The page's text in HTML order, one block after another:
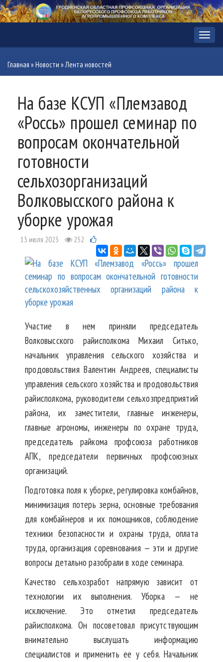
Меню
Главная »Новости »Лента новостей
На базе КСУП «Племзавод
«Россь» прошел семинар по
вопросам окончательной
готовности
сельхозорганизаций
Волковысского района к
уборке урожая
13 июля 2023 252
Участие в нем приняли председатель
Волковысского райисполкома Михаил Ситько,
начальник управления сельского хозяйства и
продовольствия Валентин Андреев, специалисты
управления сельского хозяйства и продовольствия
райисполкома, руководители сельхозпредприятий
района, их заместители, главные инженеры,
главные агрономы, инженеры по охране труда,
председатель райкома профсоюза работников
АПК, председатели первичных профсоюзных
организаций.
Подготовка поля к уборке, регулировка комбайнов,
минимизация потерь зерна, основные требования
для комбайнеров и их помощников, соблюдение
техники безопасности и охраны труда, оплата
труда, организация соревнования — эти и другие
вопросы детально разобрали в ходе семинара.
Качество сельхозработ напрямую зависит от
технологии их выполнения. Уборка — не
исключение. Это отметил председатель
райисполкома. Он посоветовал присутствующим
внимательно выслушать информацию
специалистов и применить ее у себя. Начальник